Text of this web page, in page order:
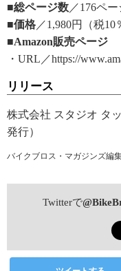
■総ページ数 ／176ペー
■価格 ／1,980円（税10
■Amazon販売ページ
・URL／https://
リリース
株式会社 スタジオ タ
発行）
バイクブロス・マガジンズ編
Twitterで